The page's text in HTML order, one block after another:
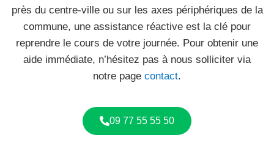
près du centre-ville ou sur les axes périphériques de la
commune, une assistance réactive est la clé pour
reprendre le cours de votre journée. Pour obtenir une
aide immédiate, n’hésitez pas à nous solliciter via
notre page contact.
09 77 55 55 50